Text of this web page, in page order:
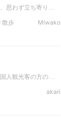
思わず立ち寄り…
散歩
Miwako
人観光客の方の…
akari